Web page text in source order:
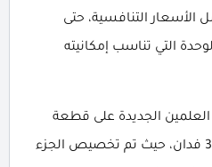
الأسعار التنافسية، حتى
التي تناسب إمكانيته
العلمين الجديدة على قطعة
أرض تبلغ مساحتها تقريبا 31 فدان، حيث تم تخصيص الجزء